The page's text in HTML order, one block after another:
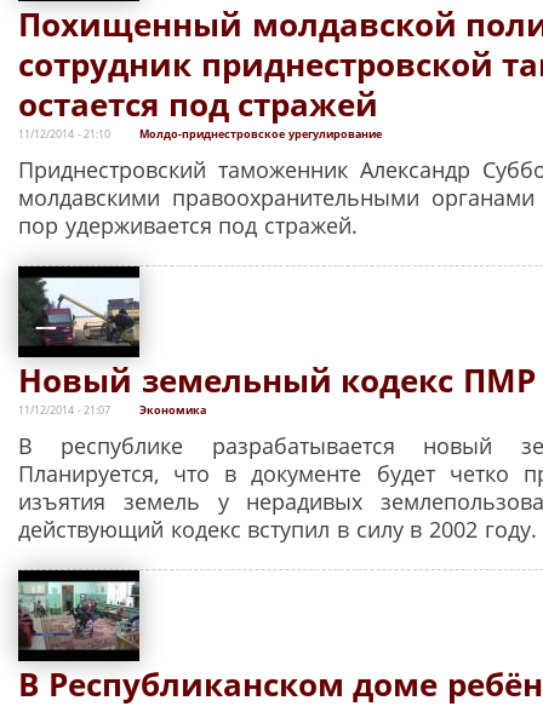
Похищенный молдавской
сотрудник приднестровской
остается под стражей
11/12/2014 - 21:10 Молдо-приднестровское урегулирование
Приднестровский таможенник Александр
молдавскими правоохранительными
пор удерживается под стражей.
Новый земельный кодекс ПМР
11/12/2014 - 21:07 Экономика
В республике разрабатывается новый
Планируется, что в документе будет четко
изъятия земель у нерадивых
действующий кодекс вступил в силу в 2002 году.
В Республиканском доме